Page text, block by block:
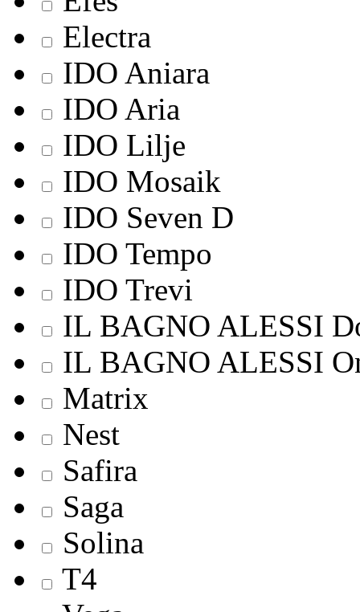
Electra
IDO Aniara
IDO Aria
IDO Lilje
IDO Mosaik
IDO Seven D
IDO Tempo
IDO Trevi
IL BAGNO ALESSI
IL BAGNO ALESSI
Matrix
Nest
Safira
Saga
Solina
T4